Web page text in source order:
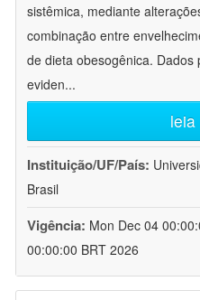
sistêmica, mediante
combinação entre
de dieta obesogênica.
eviden...
leia
Instituição/UF/País:
Brasil
Vigência: Mon Dec 04
00:00:00 BRT 2026